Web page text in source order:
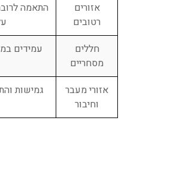
אזורים
רטובים
התאמה
חללים
מסחריים
עמידים
אזורי מעבר
וחיבור
גמישות